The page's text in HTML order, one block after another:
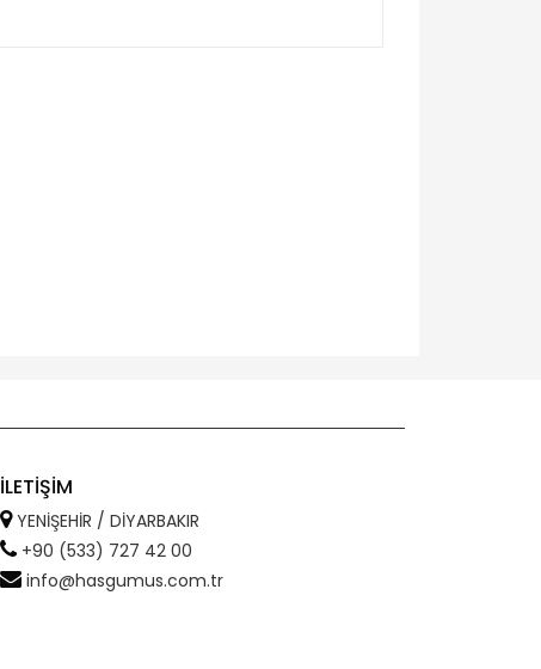
İLETİŞİM
YENİŞEHİR / DİYARBAKIR
+90 (533) 727 42 00
info@hasgumus.com.tr